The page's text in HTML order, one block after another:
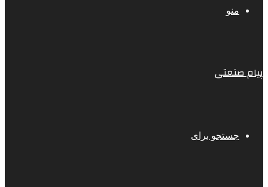
منو
پیام صنعتی
جستجو برای